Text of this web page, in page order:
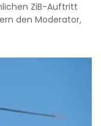
ZiB-Auftritt
den Moderator,